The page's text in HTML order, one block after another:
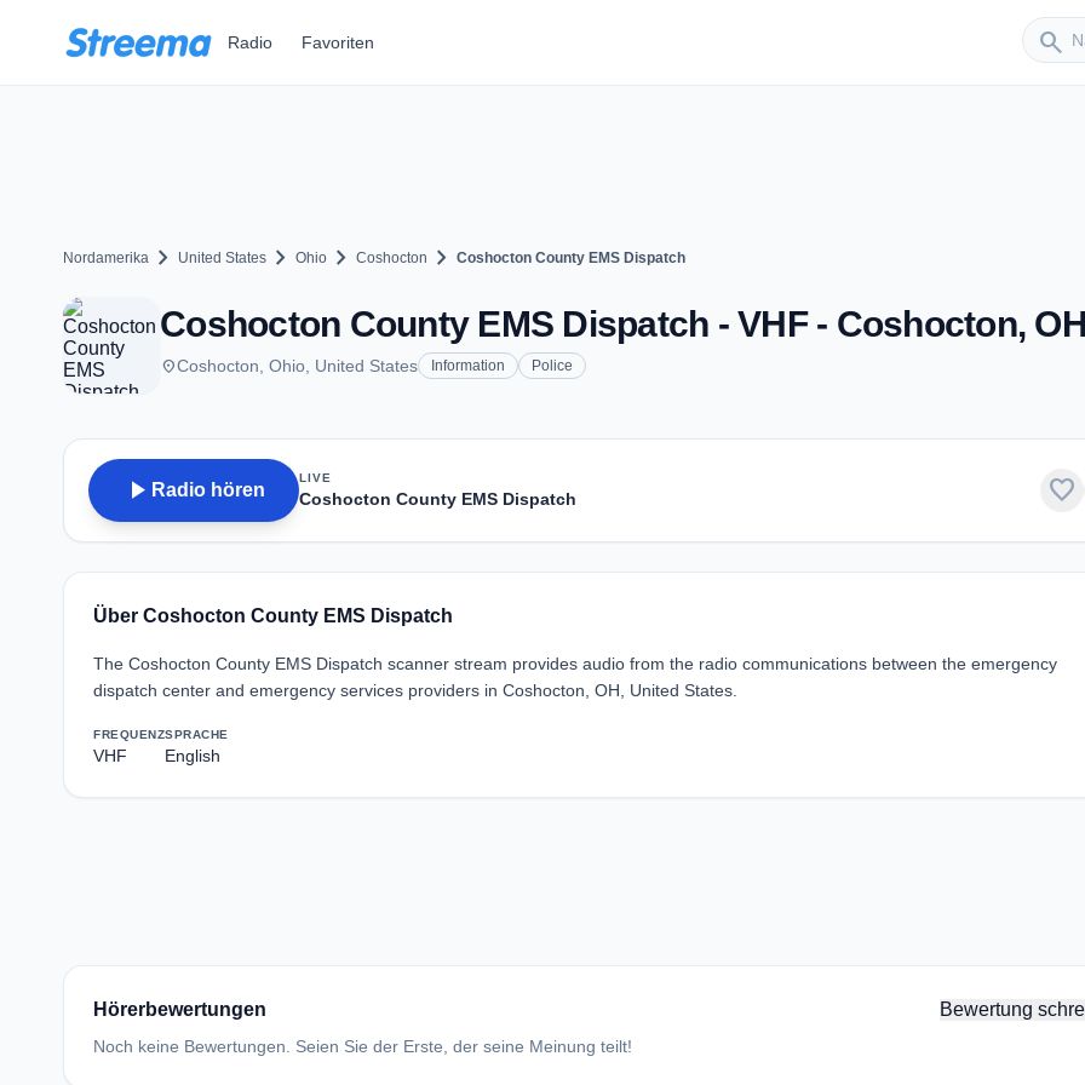
Radio Favoriten search
Nordamerika chevron_right United States chevron_right Ohio chevron_right Coshocton chevron_right Coshocton County EMS Dispatch
Coshocton County EMS Dispatch - VHF - Coshocton,
placeCoshocton, Ohio, United States Information Police
play_arrow Radio hören
LIVE
Coshocton County EMS Dispatch favorite
Über Coshocton County EMS Dispatch
The Coshocton County EMS Dispatch scanner stream provides audio from the radio communications between the emergency
dispatch center and emergency services providers in Coshocton, OH, United States.
FREQUENZ
VHF
SPRACHE
English
Hörerbewertungen Bewertung
Noch keine Bewertungen. Seien Sie der Erste, der seine Meinung teilt!